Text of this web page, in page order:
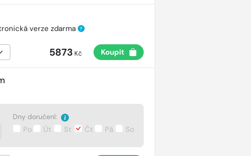
verze zdarma ?
5873 Kč Koupit
Dny doručení:
Po Út St Čt Pá So